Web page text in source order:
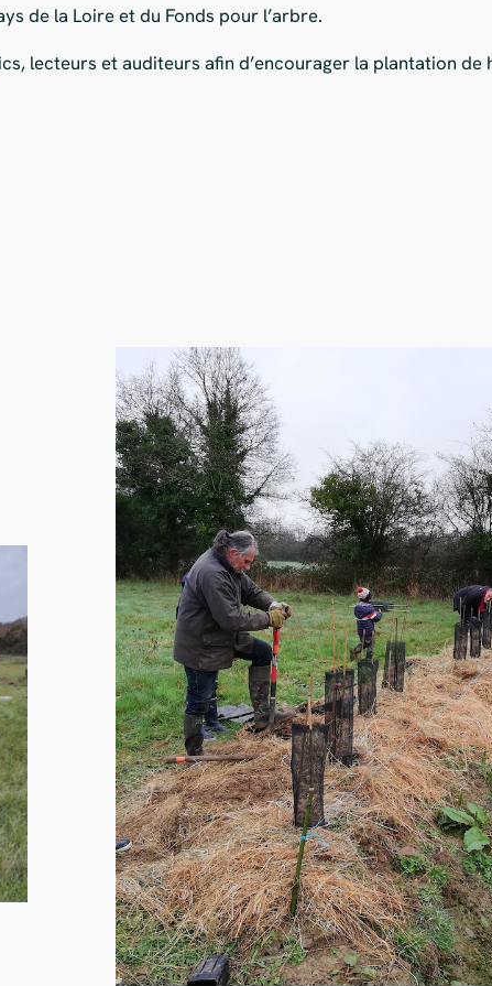
de la Loire et du Fonds pour l’arbre.
lecteurs et auditeurs afin d’encourager la plantation de